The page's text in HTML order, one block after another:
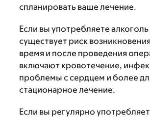
спланировать ваше лечение.
Если вы употребляете
существует риск
время и после проведения
включают кровотечение,
проблемы с сердцем и более
стационарное лечение.
Если вы регулярно